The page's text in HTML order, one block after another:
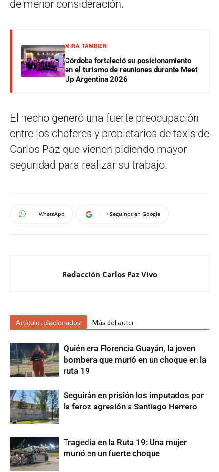
de menor consideración.
MIRÁ TAMBIÉN
Córdoba fortaleció su posicionamiento
en el turismo de reuniones durante Meet
Up Argentina 2026
El hecho generó una fuerte preocupación
entre los choferes y propietarios de taxis de
Carlos Paz que vienen pidiendo mayor
seguridad para realizar su trabajo.
WhatsApp + Seguinos en Google
Redacción Carlos Paz Vivo
Artículo relacionados Más del autor
Quién era Florencia Guayán, la joven
bombera que murió en un choque en la
ruta 19
Seguirán en prisión los imputados por
la feroz agresión a Santiago Herrero
Tragedia en la Ruta 19: Una mujer
murió en un fuerte choque